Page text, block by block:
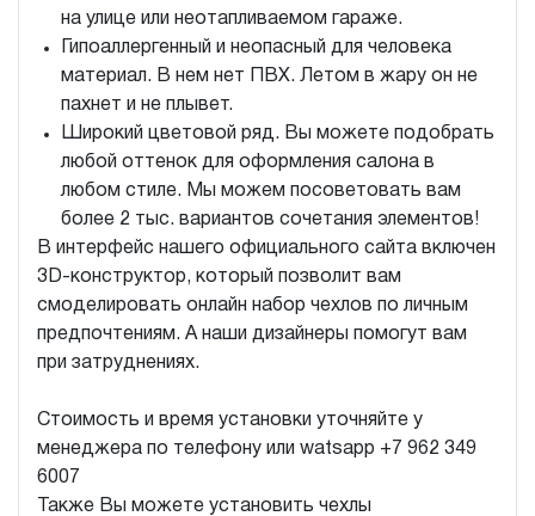
на улице или неотапливаемом гараже.
Гипоаллергенный и неопасный для человека
материал. В нем нет ПВХ. Летом в жару он не
пахнет и не плывет.
Широкий цветовой ряд. Вы можете подобрать
любой оттенок для оформления салона в
любом стиле. Мы можем посоветовать вам
более 2 тыс. вариантов сочетания элементов!
В интерфейс нашего официального сайта включен
3D-конструктор, который позволит вам
смоделировать онлайн набор чехлов по личным
предпочтениям. А наши дизайнеры помогут вам
при затруднениях.
Стоимость и время установки уточняйте у
менеджера по телефону или watsapp +7 962 349
6007
Также Вы можете установить чехлы